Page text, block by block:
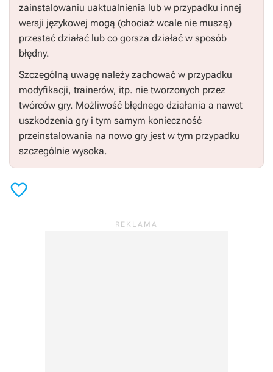
zainstalowaniu uaktualnienia lub w przypadku innej
wersji językowej mogą (chociaż wcale nie muszą)
przestać działać lub co gorsza działać w sposób
błędny.
Szczególną uwagę należy zachować w przypadku
modyfikacji, trainerów, itp. nie tworzonych przez
twórców gry. Możliwość błędnego działania a nawet
uszkodzenia gry i tym samym konieczność
przeinstalowania na nowo gry jest w tym przypadku
szczególnie wysoka.
